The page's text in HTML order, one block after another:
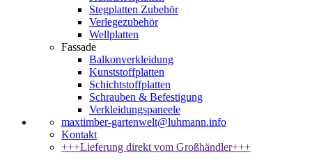
Stegplatten Zubehör
Verlegezubehör
Wellplatten
Fassade
Balkonverkleidung
Kunststoffplatten
Schichtstoffplatten
Schrauben & Befestigung
Verkleidungspaneele
maxtimber-gartenwelt@luhmann.info
Kontakt
+++Lieferung direkt vom Großhändler+++